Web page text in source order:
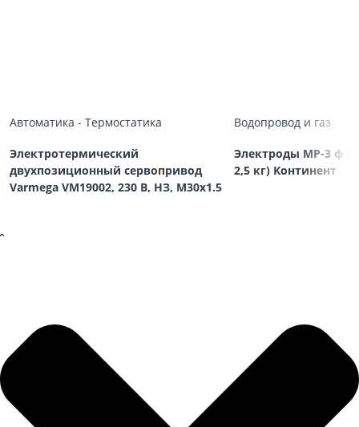
Автоматика - Термостатика
Электротермический
двухпозиционный сервопривод
Varmega VM19002, 230 В, НЗ, M30х1.5
Водопровод и газ
Электроды МР-3 ф
2,5 кг) Континент